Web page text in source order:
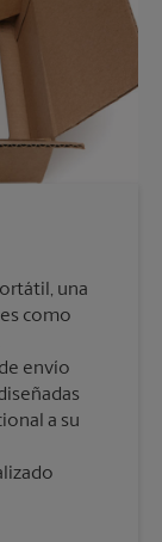
una
como
envío
a su